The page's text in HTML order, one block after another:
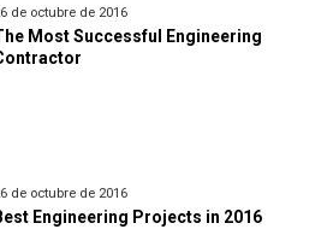
de octubre de 2016
Most Successful Engineering
de octubre de 2016
Engineering Projects in 2016